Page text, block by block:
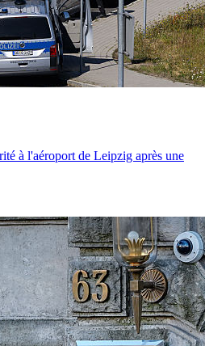
à l'aéroport de Leipzig après une